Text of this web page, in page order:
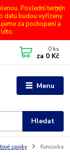
Poslední termín
datu budou vyřízeny
za pochopení a
Menu
Hledat
0 ks
za 0 Kč
spojky
Koncovka